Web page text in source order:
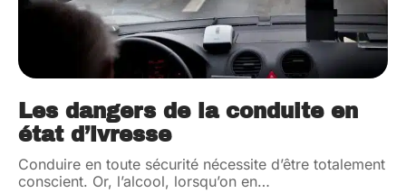
Les dangers de la conduite en
état d’ivresse
Conduire en toute sécurité nécessite d’être totalement
conscient. Or, l’alcool, lorsqu’on en…